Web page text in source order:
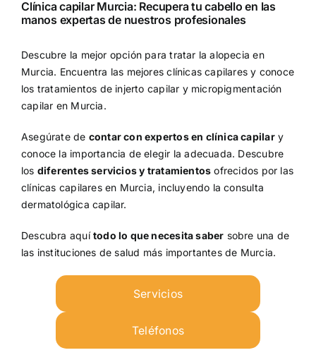
Clínica capilar Murcia: Recupera tu cabello en las
manos expertas de nuestros profesionales
Descubre la mejor opción para tratar la alopecia en
Murcia. Encuentra las mejores clínicas capilares y conoce
los tratamientos de injerto capilar y micropigmentación
capilar en Murcia.
Asegúrate de contar con expertos en clínica capilary
conoce la importancia de elegir la adecuada. Descubre
los diferentes servicios y tratamientos ofrecidos por las
clínicas capilares en Murcia, incluyendo la consulta
dermatológica capilar.
Descubra aquítodo lo que necesita saber sobre una de
las instituciones de salud más importantes de Murcia.
Servicios
Teléfonos